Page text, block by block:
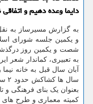
دایما وعده دهیم و اتفاقی
به گزارش مسیرساز به
و یکمین جلسه شورای
شصت و یکمین روز درگذشت
به تعبیری، کماندار شعر
آبان سال قبل به خانه
بعنوان یک بنای فرهنگی و
کمیته معماری و طرح